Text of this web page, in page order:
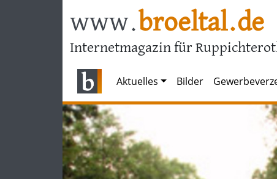
www.broeltal.de
Internetmagazin für
Aktuelles Bilder